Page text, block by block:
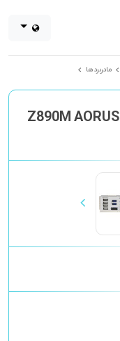
مادربردها
بررسی جامع مادربرد گیگابایت Z890M AORUS